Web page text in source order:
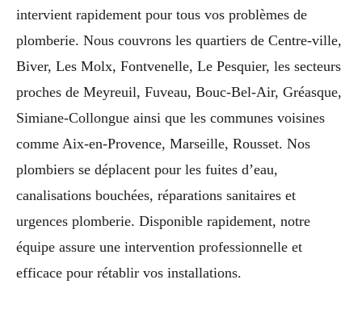
intervient rapidement pour tous vos problèmes de
plomberie. Nous couvrons les quartiers de Centre-ville,
Biver, Les Molx, Fontvenelle, Le Pesquier, les secteurs
proches de Meyreuil, Fuveau, Bouc-Bel-Air, Gréasque,
Simiane-Collongue ainsi que les communes voisines
comme Aix-en-Provence, Marseille, Rousset. Nos
plombiers se déplacent pour les fuites d’eau,
canalisations bouchées, réparations sanitaires et
urgences plomberie. Disponible rapidement, notre
équipe assure une intervention professionnelle et
efficace pour rétablir vos installations.